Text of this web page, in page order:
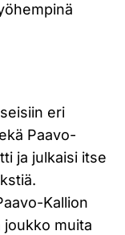
eri
Paavo-
ja julkaisi itse
Kallion
joukko muita